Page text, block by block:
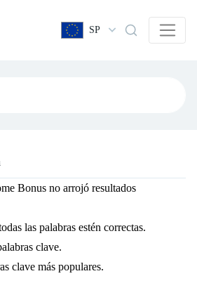
SP
Bonus no arrojó resultados
las palabras estén correctas.
clave.
clave más populares.